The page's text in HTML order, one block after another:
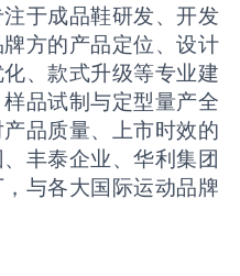
于成品鞋研发、开发
方的产品定位、设计
、款式升级等专业建
品试制与定型量产全
品质量、上市时效的
丰泰企业、华利集团
与各大国际运动品牌